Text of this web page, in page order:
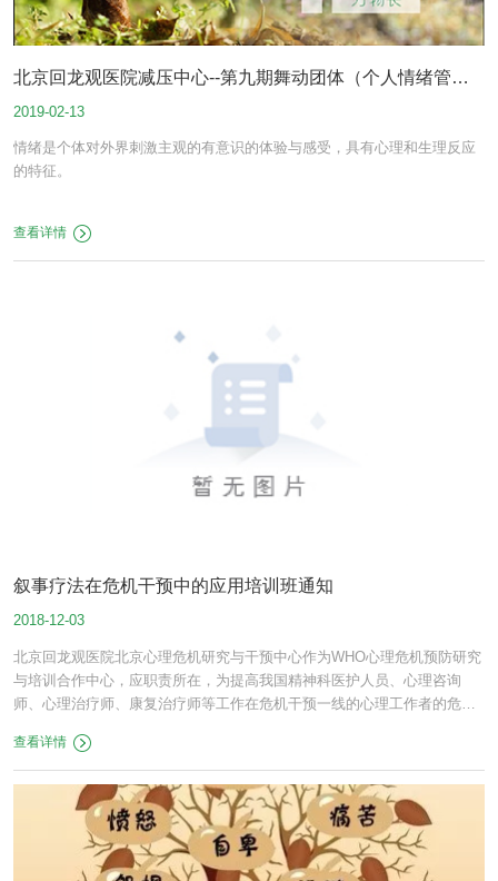
北京回龙观医院减压中心--第九期舞动团体（个人情绪管
理）成员招募
2019-02-13
情绪是个体对外界刺激主观的有意识的体验与感受，具有心理和生理反应
的特征。
查看详情
叙事疗法在危机干预中的应用培训班通知
2018-12-03
北京回龙观医院北京心理危机研究与干预中心作为WHO心理危机预防研究
与培训合作中心，应职责所在，为提高我国精神科医护人员、心理咨询
师、心理治疗师、康复治疗师等工作在危机干预一线的心理工作者的危机
查看详情